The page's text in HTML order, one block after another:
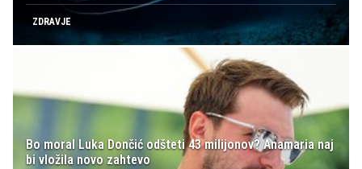
ZDRAVJE
Bo moral Luka Dončić odšteti 43 milijonov? Anamaria naj
bi vložila novo zahtevo